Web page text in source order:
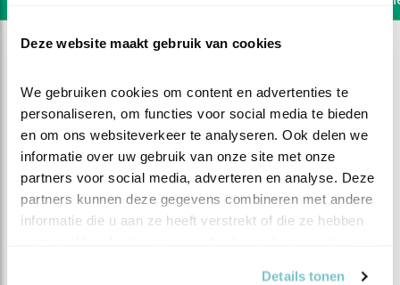
Deze website maakt gebruik van cookies
We gebruiken cookies om content en advertenties te
personaliseren, om functies voor social media te bieden
en om ons websiteverkeer te analyseren. Ook delen we
informatie over uw gebruik van onze site met onze
partners voor social media, adverteren en analyse. Deze
partners kunnen deze gegevens combineren met andere
informatie die u aan ze heeft verstrekt of die ze hebben
Details tonen